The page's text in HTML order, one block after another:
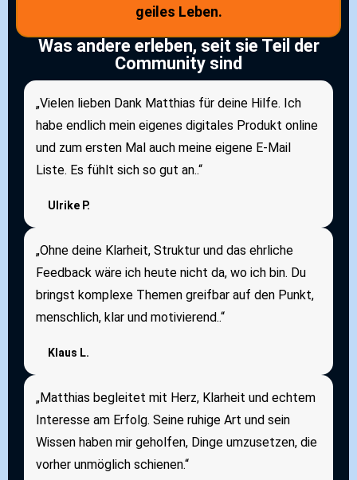
geiles Leben.
Was andere erleben, seit sie Teil der
Community sind
„Vielen lieben Dank Matthias für deine Hilfe. Ich
habe endlich mein eigenes digitales Produkt online
und zum ersten Mal auch meine eigene E-Mail
Liste. Es fühlt sich so gut an..“
Ulrike P.
„Ohne deine Klarheit, Struktur und das ehrliche
Feedback wäre ich heute nicht da, wo ich bin. Du
bringst komplexe Themen greifbar auf den Punkt,
menschlich, klar und motivierend..“
Klaus L.
„Matthias begleitet mit Herz, Klarheit und echtem
Interesse am Erfolg. Seine ruhige Art und sein
Wissen haben mir geholfen, Dinge umzusetzen, die
vorher unmöglich schienen.“